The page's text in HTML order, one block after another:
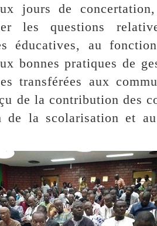
jours de
les questions
éducatives, au
bonnes pratiques de
transférées aux
de la contribution des
de la scolarisation et